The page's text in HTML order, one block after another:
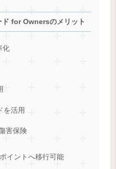
ド for Ownersのメリット
化
を活用
害保険
イントへ移行可能